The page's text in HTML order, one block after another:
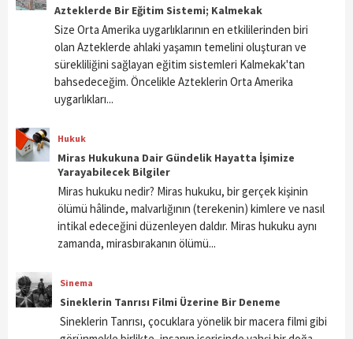
Azteklerde Bir Eğitim Sistemi; Kalmekak
Size Orta Amerika uygarlıklarının en etkililerinden biri
olan Azteklerde ahlaki yaşamın temelini oluşturan ve
sürekliliğini sağlayan eğitim sistemleri Kalmekak'tan
bahsedeceğim. Öncelikle Azteklerin Orta Amerika
uygarlıkları...
Hukuk
Miras Hukukuna Dair Gündelik Hayatta İşimize
Yarayabilecek Bilgiler
Miras hukuku nedir? Miras hukuku, bir gerçek kişinin
ölümü hâlinde, malvarlığının (terekenin) kimlere ve nasıl
intikal edeceğini düzenleyen daldır. Miras hukuku aynı
zamanda, mirasbırakanın ölümü...
Sinema
Sineklerin Tanrısı Filmi Üzerine Bir Deneme
Sineklerin Tanrısı, çocuklara yönelik bir macera filmi gibi